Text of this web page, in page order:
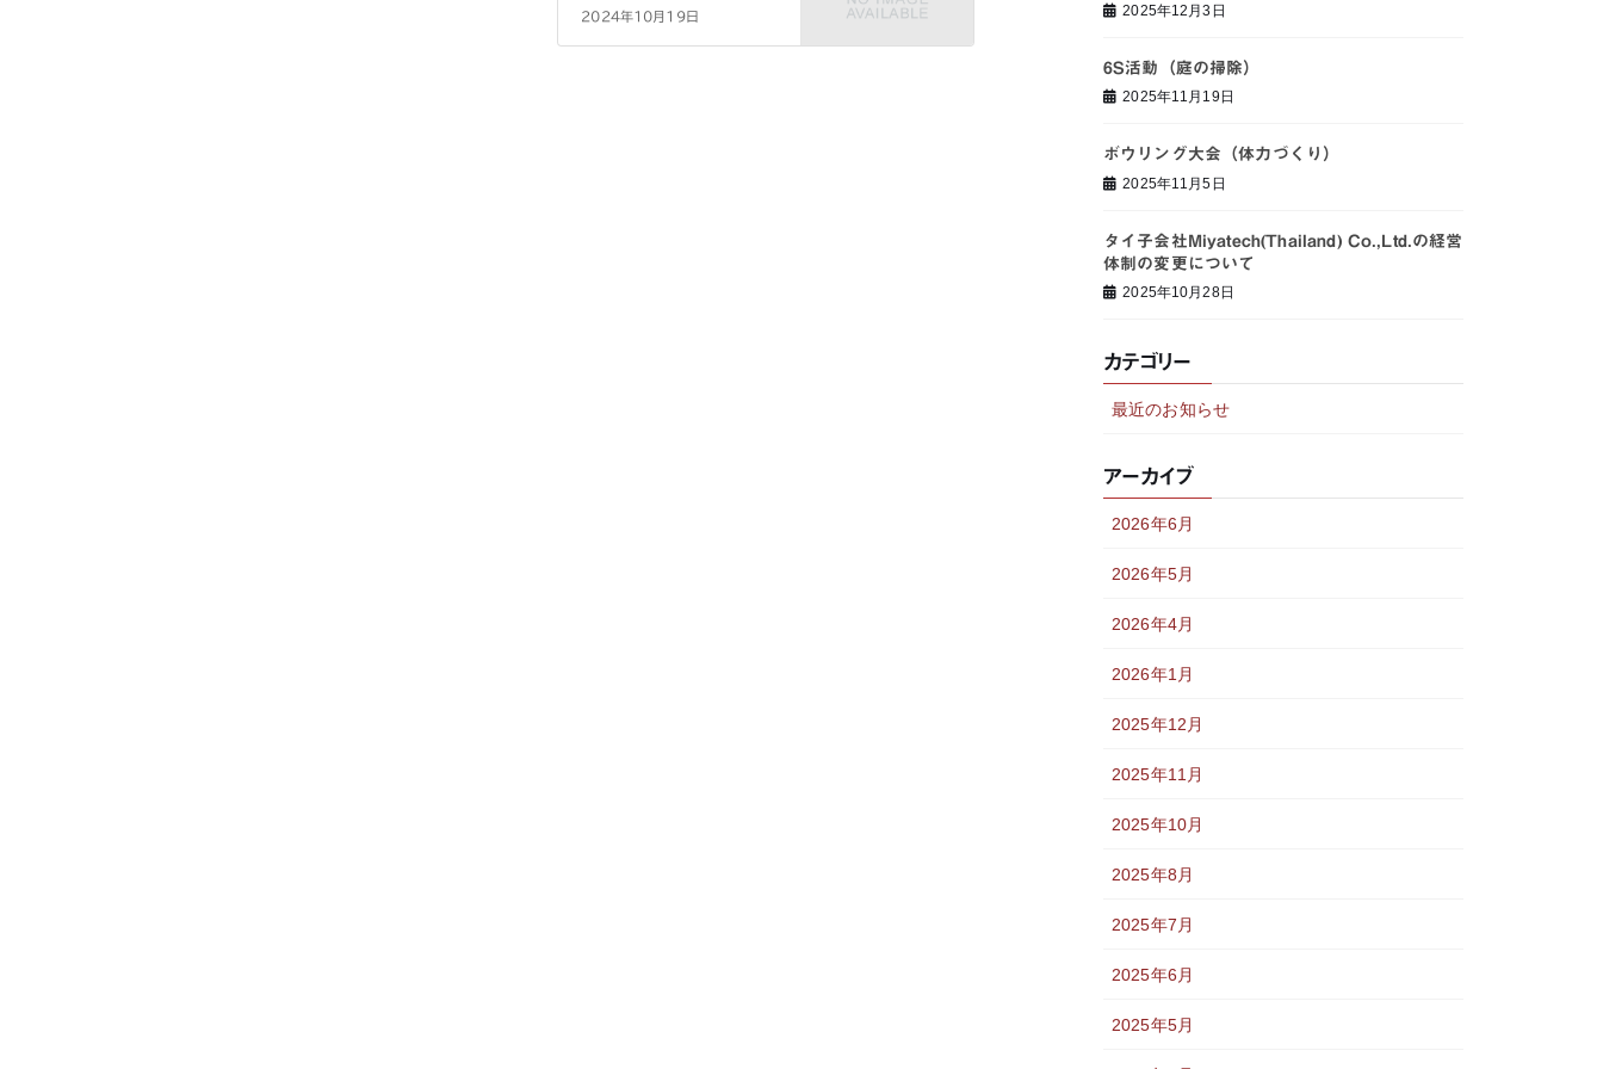
2024年10月19日 2025年12月3日
6S活動（庭の掃除）
2025年11月19日
ボウリング大会（体力づくり）
2025年11月5日
タイ子会社Miyatech(Thailand) Co.,Ltd.の経営
体制の変更について
2025年10月28日
カテゴリー
最近のお知らせ
アーカイブ
2026年6月
2026年5月
2026年4月
2026年1月
2025年12月
2025年11月
2025年10月
2025年8月
2025年7月
2025年6月
2025年5月